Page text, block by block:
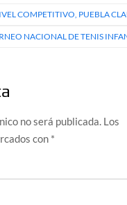
COMPETITIVO, PUEBLA
NACIONAL DE TENIS
no será publicada. Los
con *